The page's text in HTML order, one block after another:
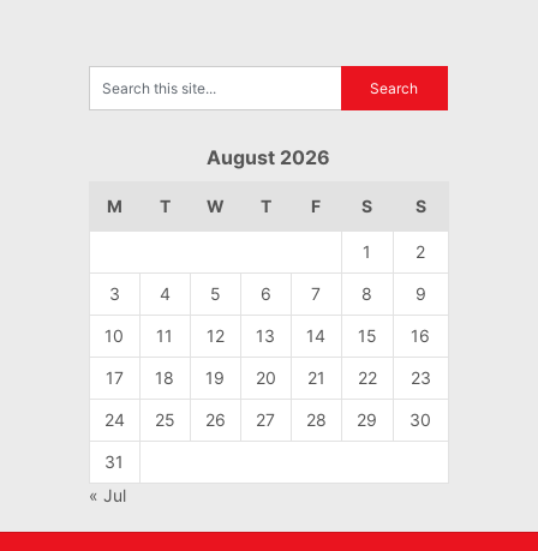
August 2026
M T W T F S S
1 2
3 4 5 6 7 8 9
10 11 12 13 14 15 16
17 18 19 20 21 22 23
24 25 26 27 28 29 30
31
« Jul